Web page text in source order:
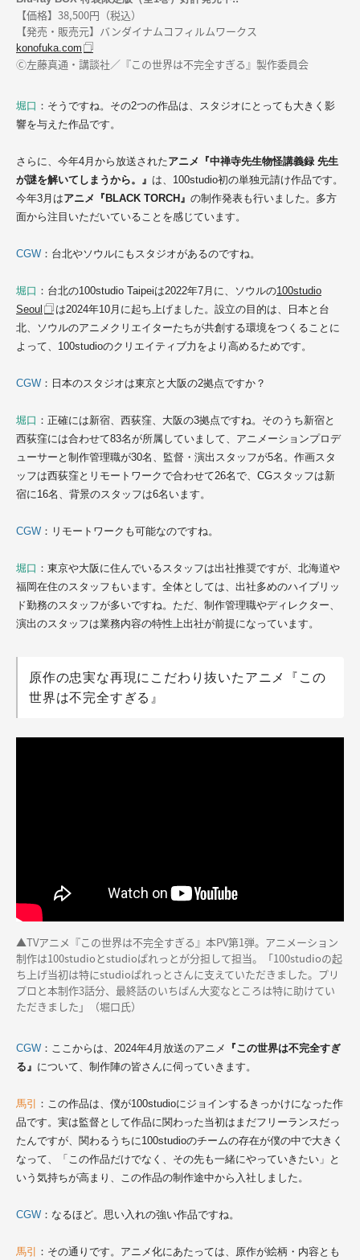
【価格】38,500円（税込）
【発売・販売元】バンダイナムコフィルムワークス
konofuka.com
Ⓒ左藤真通・講談社／『この世界は不完全すぎる』製作委員会
堀口 ：そうですね。その2つの作品は、スタジオにとっても大きく影
響を与えた作品です。
さらに、今年4月から放送されたアニメ『中禅寺先生物怪講義録 先生
が謎を解いてしまうから。』 は、100studio初の単独元請け作品です。
今年3月はアニメ『BLACK TORCH』 の制作発表も行いました。多方
面から注目いただいていることを感じています。
CGW ：台北やソウルにもスタジオがあるのですね。
堀口 ：台北の100studio Taipeiは2022年7月に、ソウルの100studio
Seoul
は2024年10月に起ち上げました。設立の目的は、日本と台
北、ソウルのアニメクリエイターたちが共創する環境をつくることに
よって、100studioのクリエイティブ力をより高めるためです。
CGW ：日本のスタジオは東京と大阪の2拠点ですか？
堀口 ：正確には新宿、西荻窪、大阪の3拠点ですね。そのうち新宿と
西荻窪には合わせて83名が所属していまして、アニメーションプロデ
ューサーと制作管理職が30名、監督・演出スタッフが5名。作画スタ
ッフは西荻窪とリモートワークで合わせて26名で、CGスタッフは新
宿に16名、背景のスタッフは6名います。
CGW ：リモートワークも可能なのですね。
堀口 ：東京や大阪に住んでいるスタッフは出社推奨ですが、北海道や
福岡在住のスタッフもいます。全体としては、出社多めのハイブリッ
ド勤務のスタッフが多いですね。ただ、制作管理職やディレクター、
演出のスタッフは業務内容の特性上出社が前提になっています。
原作の忠実な再現にこだわり抜いたアニメ『この
世界は不完全すぎる』
▲TVアニメ『この世界は不完全すぎる』本PV第1弾。アニメーション
制作は100studioとstudioぱれっとが分担して担当。「100studioの起
ち上げ当初は特にstudioぱれっとさんに支えていただきました。プリ
プロと本制作3話分、最終話のいちばん大変なところは特に助けてい
ただきました」（堀口氏）
CGW ：ここからは、2024年4月放送のアニメ
『この世界は不完全すぎ
る』 について、制作陣の皆さんに伺っていきます。
馬引
：この作品は、僕が100studioにジョインするきっかけになった作
品です。実は監督として作品に関わった当初はまだフリーランスだっ
たんですが、関わるうちに100studioのチームの存在が僕の中で大きく
なって、「この作品だけでなく、その先も一緒にやっていきたい」と
いう気持ちが高まり、この作品の制作途中から入社しました。
CGW ：なるほど。思い入れの強い作品ですね。
馬引
：その通りです。アニメ化にあたっては、原作が絵柄・内容とも